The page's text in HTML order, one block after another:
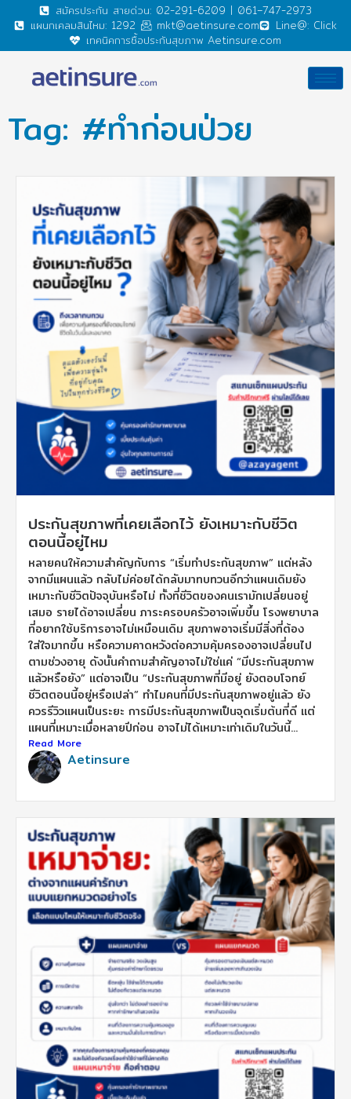
สมัครประกัน สายด่วน: 02-291-6209 | 061–747-2973
แผนกเคลมสินไหม: 1292
mkt@aetinsure.com
Line@: Click
เทคนิคการซื้อประกันสุขภาพ Aetinsure.com
Tag: #ทำก่อนป่วย
ประกันสุขภาพที่เคยเลือกไว้ ยังเหมาะกับชีวิต
ตอนนี้อยู่ไหม
หลายคนให้ความสำคัญกับการ “เริ่มทำประกันสุขภาพ” แต่หลัง
จากมีแผนแล้ว กลับไม่ค่อยได้กลับมาทบทวนอีกว่าแผนเดิมยัง
เหมาะกับชีวิตปัจจุบันหรือไม่ ทั้งที่ชีวิตของคนเรามักเปลี่ยนอยู่
เสมอ รายได้อาจเปลี่ยน ภาระครอบครัวอาจเพิ่มขึ้น โรงพยาบาล
ที่อยากใช้บริการอาจไม่เหมือนเดิม สุขภาพอาจเริ่มมีสิ่งที่ต้อง
ใส่ใจมากขึ้น หรือความคาดหวังต่อความคุ้มครองอาจเปลี่ยนไป
ตามช่วงอายุ ดังนั้นคำถามสำคัญอาจไม่ใช่แค่ “มีประกันสุขภาพ
แล้วหรือยัง” แต่อาจเป็น “ประกันสุขภาพที่มีอยู่ ยังตอบโจทย์
ชีวิตตอนนี้อยู่หรือเปล่า” ทำไมคนที่มีประกันสุขภาพอยู่แล้ว ยัง
ควรรีวิวแผนเป็นระยะ การมีประกันสุขภาพเป็นจุดเริ่มต้นที่ดี แต่
แผนที่เหมาะเมื่อหลายปีก่อน อาจไม่ได้เหมาะเท่าเดิมในวันนี้...
Read More
Aetinsure